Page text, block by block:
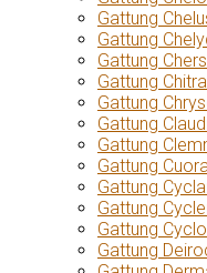
Gattung
Gattung
Gattung
Gattung
Gattung
Gattung
Gattung
Gattung
Gattung
Gattung
Gattung
Gattung